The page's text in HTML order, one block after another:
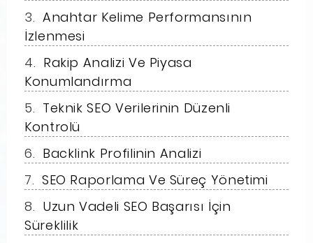
Anahtar Kelime Performansının
İzlenmesi
Rakip Analizi Ve Piyasa
Konumlandırma
Teknik SEO Verilerinin Düzenli
Kontrolü
Backlink Profilinin Analizi
SEO Raporlama Ve Süreç Yönetimi
Uzun Vadeli SEO Başarısı İçin
Süreklilik